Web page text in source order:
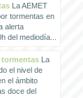
La AEMET
tormentas en
alerta
del mediodía...
La
el nivel de
el ámbito
doce del